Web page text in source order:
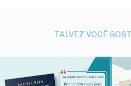
TALVEZ VOCÊ